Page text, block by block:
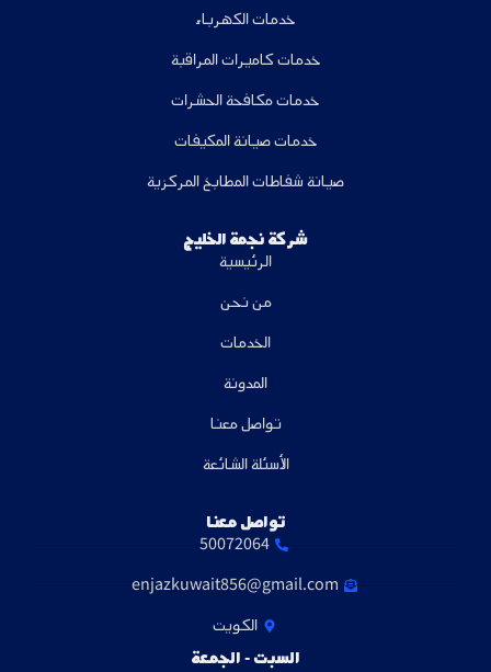
خدمات الكهرباء
خدمات كاميرات المراقبة
خدمات مكافحة الحشرات
خدمات صيانة المكيفات
صيانة شفاطات المطابخ المركزية
شركة نجمة الخليج
الرئيسية
من نحن
الخدمات
المدونة
تواصل معنا
الأسئلة الشائعة
تواصل معنا
50072064
enjazkuwait856@gmail.com
الكويت
السبت - الجمعة